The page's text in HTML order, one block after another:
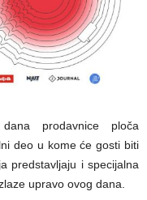
prodavnice ploča
deo u kome će gosti biti
predstavljaju i specijalna
upravo ovog dana.